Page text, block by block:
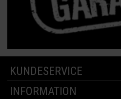
KUNDESERVICE
INFORMATION